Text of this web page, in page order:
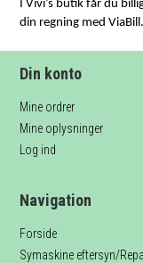
I Vivi’s butik får du
din regning med ViaBill.
Din konto
Mine ordrer
Mine oplysninger
Log ind
Navigation
Forside
Symaskine eftersyn/